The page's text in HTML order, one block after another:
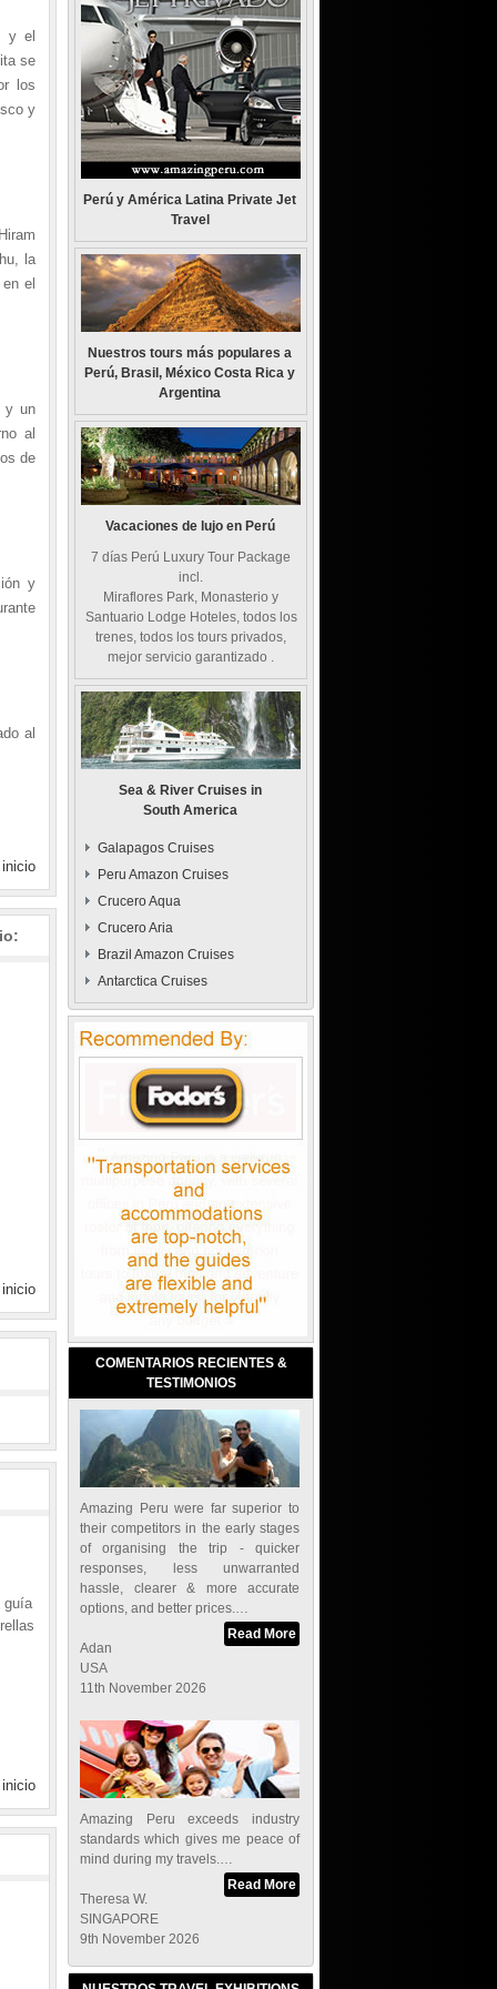
y el
se
los
y
la
el
y un
al
de
y
al
guía
Perú y América Latina Private Jet
Travel
Nuestros tours más populares a
Perú, Brasil, México Costa Rica y
Argentina
Vacaciones de lujo en Perú
7 días Perú Luxury Tour Package
incl.
Miraflores Park, Monasterio y
Santuario Lodge Hoteles, todos los
trenes, todos los tours privados,
mejor servicio garantizado .
Sea & River Cruises in
South America
Galapagos Cruises
Peru Amazon Cruises
Crucero Aqua
Crucero Aria
Brazil Amazon Cruises
Antarctica Cruises
COMENTARIOS RECIENTES &
TESTIMONIOS
Amazing Peru were far superior to
their competitors in the early stages
of organising the trip - quicker
responses, less unwarranted
hassle, clearer & more accurate
options, and better prices.…
Read More
Adan
USA
11th November 2026
Amazing Peru exceeds industry
standards which gives me peace of
mind during my travels.…
Read More
Theresa W.
SINGAPORE
9th November 2026